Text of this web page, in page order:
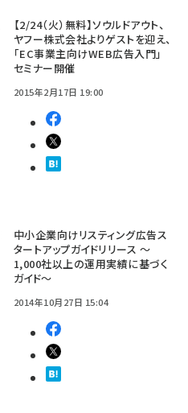
【2/24（火）無料】ソウルドアウト、
ヤフー株式会社よりゲストを迎え、
「EC事業主向けWEB広告入門」
セミナー開催
2015年2月17日 19:00
中小企業向けリスティング広告ス
タートアップガイドリリース ～
1,000社以上の運用実績に基づく
ガイド～
2014年10月27日 15:04